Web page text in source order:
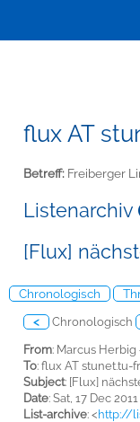
flux AT
Betreff: Freiberger
Listenarchiv
[Flux]
Chronologisch
< Chronologisch
From: Marcus
To: flux AT stunet.tu-
Subject: [Flux]
Date: Sat, 17 Dec
List-archive: <http://